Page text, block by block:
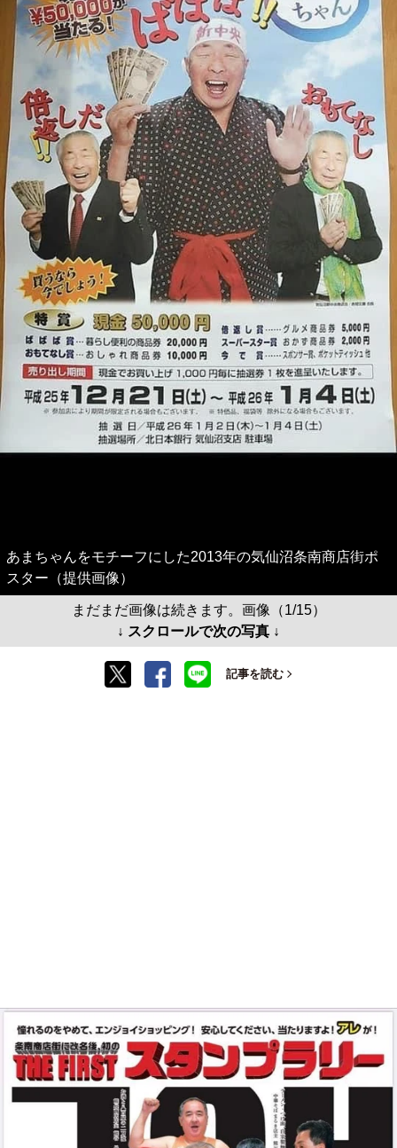
あまちゃんをモチーフにした2013年の気仙沼条南商店街ポ
スター（提供画像）
まだまだ画像は続きます。画像（1/15）
↓ スクロールで次の写真 ↓
記事を読む